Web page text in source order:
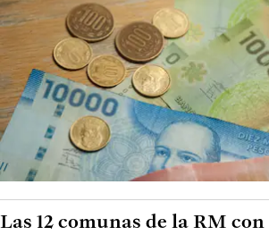
Las 12 comunas de la RM